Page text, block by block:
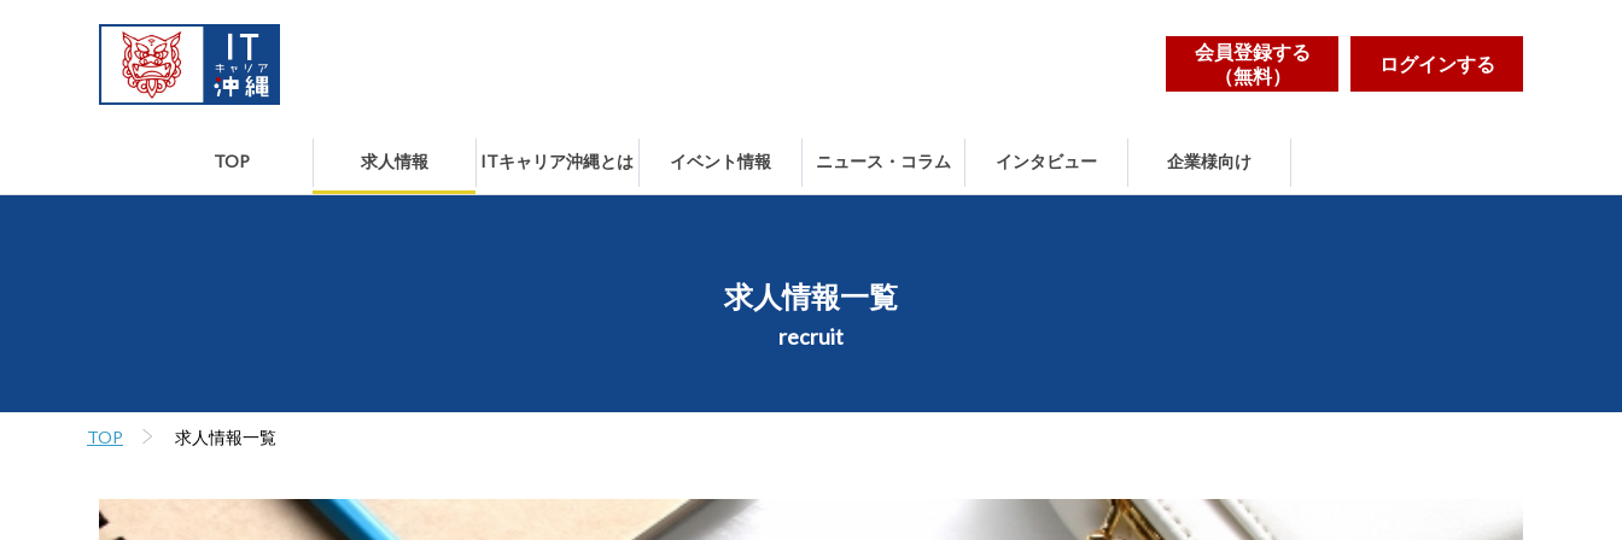
会員登録する
（無料）
ログインする
TOP 求人情報 ITキャリア沖縄とは イベント情報 ニュース・コラム インタビュー 企業様向け
求人情報一覧
recruit
TOP 求人情報一覧